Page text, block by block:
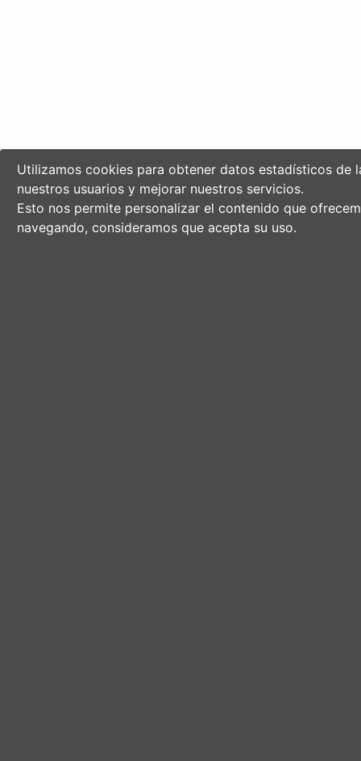
Utilizamos cookies para obtener datos estadísticos de
nuestros usuarios y mejorar nuestros servicios.
Esto nos permite personalizar el contenido que
navegando, consideramos que acepta su uso.